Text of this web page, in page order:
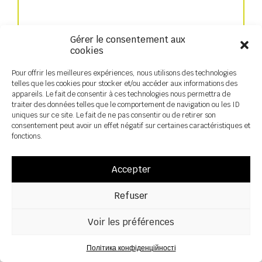
Gérer le consentement aux
cookies
Pour offrir les meilleures expériences, nous utilisons des technologies
telles que les cookies pour stocker et/ou accéder aux informations des
appareils. Le fait de consentir à ces technologies nous permettra de
traiter des données telles que le comportement de navigation ou les ID
uniques sur ce site. Le fait de ne pas consentir ou de retirer son
consentement peut avoir un effet négatif sur certaines caractéristiques et
fonctions.
Accepter
Refuser
Voir les préférences
Політика конфіденційності
Швидка сівалка